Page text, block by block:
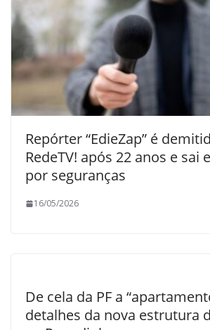
Repórter “EdieZap” é
RedeTV! após 22 anos e sai
por seguranças
16/05/2026
De cela da PF a
detalhes da nova estrutura